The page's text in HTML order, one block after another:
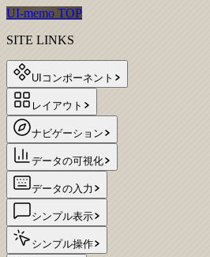
UI-memo TOP
SITE LINKS
UIコンポーネント
レイアウト
ナビゲーション
データの可視化
データの入力
シンプル表示
シンプル操作